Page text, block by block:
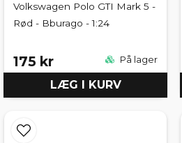
Volkswagen Polo GTI Mark 5 -
Rød - Bburago - 1:24
175 kr På lager
LÆG I KURV